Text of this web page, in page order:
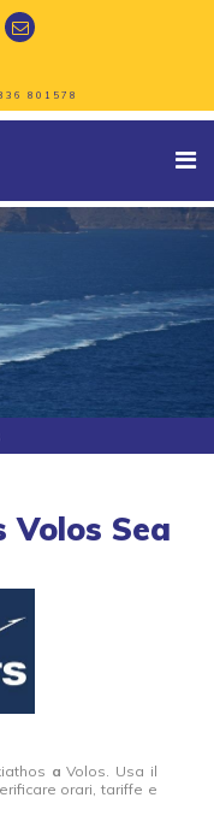
801578
Sea
a Volos. Usa il
orari, tariffe e